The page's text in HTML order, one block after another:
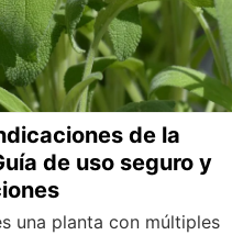
de la
de uso seguro y
una planta con múltiples